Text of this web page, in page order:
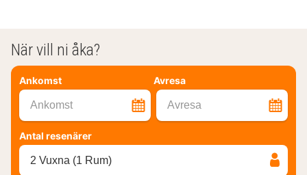
När vill ni åka?
Ankomst Avresa
Ankomst Avresa
Antal resenärer
2 Vuxna (1 Rum)